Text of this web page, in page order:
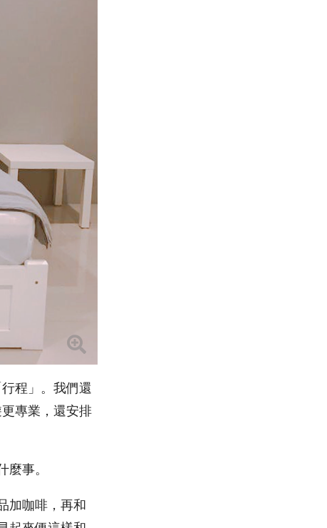
程」。我們還
專業，還安排
事。
加咖啡，再和